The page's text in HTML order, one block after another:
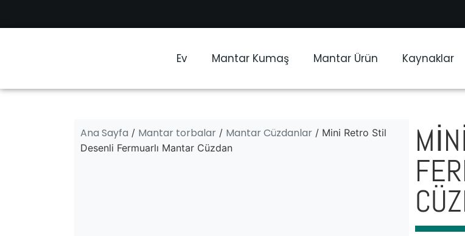
Ev Mantar Kumaş Mantar Ürün Kaynaklar
Ana Sayfa / Mantar torbalar / Mantar Cüzdanlar / Mini Retro Stil
Desenli Fermuarlı Mantar Cüzdan